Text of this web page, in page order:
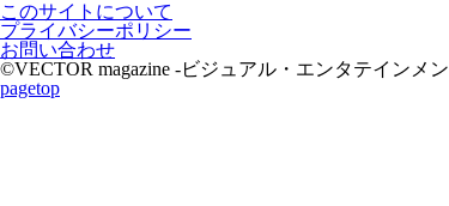
このサイトについて
プライバシーポリシー
お問い合わせ
©VECTOR magazine -ビジュアル・エンタテインメ
pagetop